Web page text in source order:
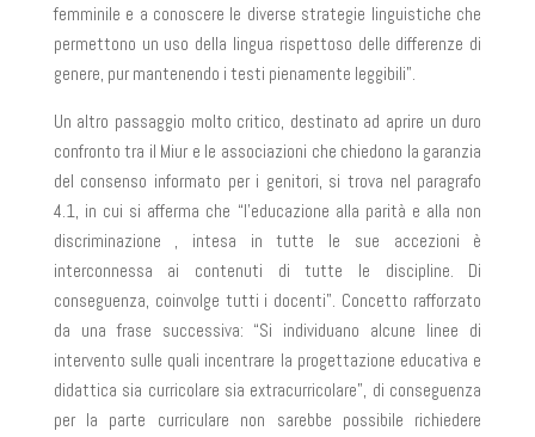
femminile e a conoscere le diverse strategie linguistiche che
permettono un uso della lingua rispettoso delle differenze di
genere, pur mantenendo i testi pienamente leggibili”.
Un altro passaggio molto critico, destinato ad aprire un duro
confronto tra il Miur e le associazioni che chiedono la garanzia
del consenso informato per i genitori, si trova nel paragrafo
4.1, in cui si afferma che “l’educazione alla parità e alla non
discriminazione , intesa in tutte le sue accezioni è
interconnessa ai contenuti di tutte le discipline. Di
conseguenza, coinvolge tutti i docenti”. Concetto rafforzato
da una frase successiva: “Si individuano alcune linee di
intervento sulle quali incentrare la progettazione educativa e
didattica sia curricolare sia extracurricolare”, di conseguenza
per la parte curriculare non sarebbe possibile richiedere